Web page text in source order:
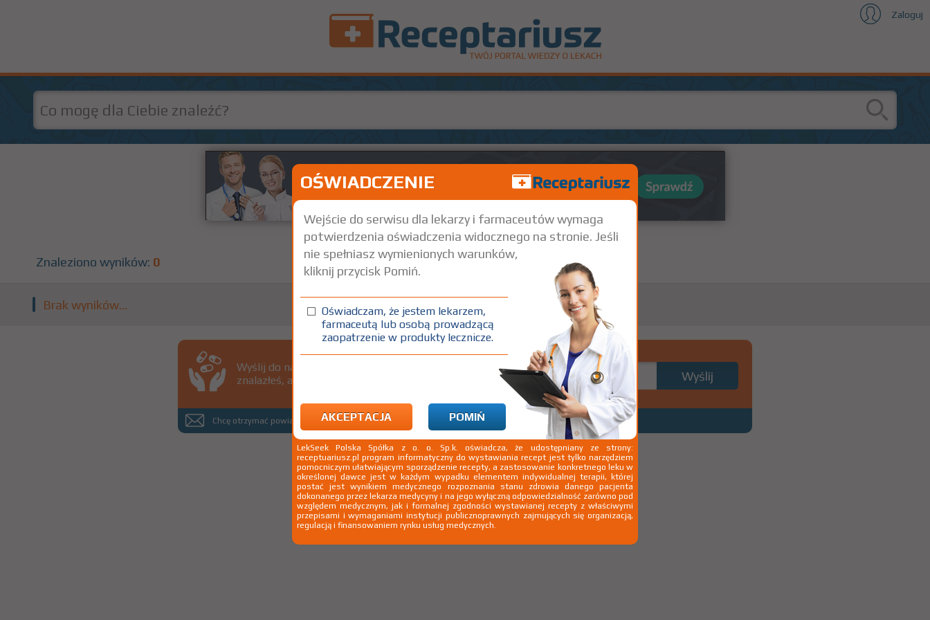
Zaloguj
Znaleziono wyników: 0
Brak wyników...
Wyślij do nas nazwę leku, którego nie
znalazłeś, a dodamy go do naszej bazy
NAZWA LEKU
Chcę otrzymać powiadomienie e-mail o dodaniu produktu do bazy
OŚWIADCZENIE
Wejście do serwisu dla lekarzy i farmaceutów wymaga
potwierdzenia oświadczenia widocznego na stronie. Jeśli
nie spełniasz wymienionych warunków,
kliknij przycisk Pomiń.
Oświadczam, że jestem lekarzem,
farmaceutą lub osobą prowadzącą
zaopatrzenie w produkty lecznicze.
AKCEPTACJA POMIŃ
LekSeek Polska Spółka z o. o. Sp.k. oświadcza, że udostępniany ze strony:
receptuariusz.pl program informatyczny do wystawiania recept jest tylko narzędziem
pomocniczym ułatwiającym sporządzenie recepty, a zastosowanie konkretnego leku w
określonej dawce jest w każdym wypadku elementem indywidualnej terapii, której
postać jest wynikiem medycznego rozpoznania stanu zdrowia danego pacjenta
dokonanego przez lekarza medycyny i na jego wyłączną odpowiedzialność zarówno pod
względem medycznym, jak i formalnej zgodności wystawianej recepty z właściwymi
przepisami i wymaganiami instytucji publicznoprawnych zajmujących się organizacją,
regulacją i finansowaniem rynku usług medycznych.